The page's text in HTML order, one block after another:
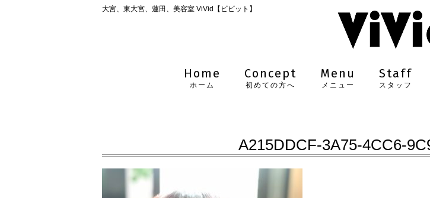
大宮、東大宮、蓮田、美容室 ViVid【ビビット】
Home
ホーム
Concept
初めての方へ
Menu
メニュー
Staff
スタッフ
A215DDCF-3A75-4CC6-